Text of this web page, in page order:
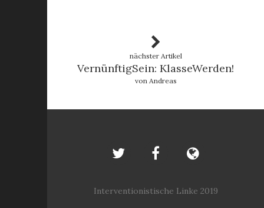
nächster Artikel
VernünftigSein: KlasseWerden!
von Andreas
Interventionistische Linke 2019